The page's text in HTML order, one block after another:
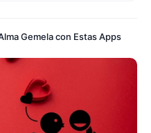
Gemela con Estas Apps